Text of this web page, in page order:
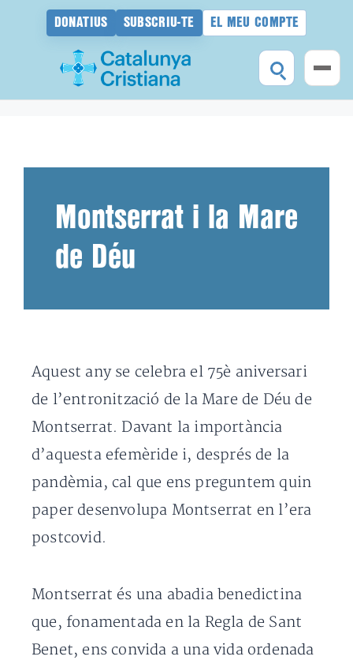
DONATIUS SUBSCRIU-TE EL MEU COMPTE
Montserrat i la Mare
de Déu
Aquest any se celebra el 75è aniversari
de l’entronització de la Mare de Déu de
Montserrat. Davant la importància
d’aquesta efemèride i, després de la
pandèmia, cal que ens preguntem quin
paper desenvolupa Montserrat en l’era
postcovid.
Montserrat és una abadia benedictina
que, fonamentada en la Regla de Sant
Benet, ens convida a una vida ordenada